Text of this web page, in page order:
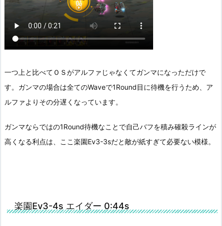
一つ上と比べてＯＳがアルファじゃなくてガンマになっただけで
す。ガンマの場合は全てのWaveで1Round目に待機を行うため、ア
ルファよりその分遅くなっています。
ガンマならではの1Round待機なことで自己バフを積み確殺ラインが
高くなる利点は、ここ楽園Ev3-3sだと敵が紙すぎて必要ない模様。
楽園Ev3-4s エイダー 0:44s